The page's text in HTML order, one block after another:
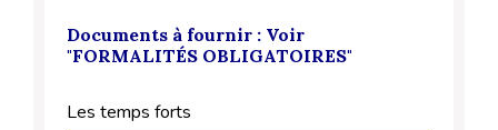
Documents à fournir : Voir
"FORMALITÉS OBLIGATOIRES"
Les temps forts